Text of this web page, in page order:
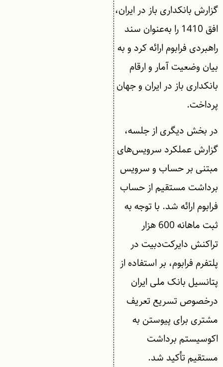
گزارش بانکداری باز در ایران،
افق 1410 را به‌عنوان سند
راهبردی فرابوم ارائه کرد و به
بیان وضعیت آمار و ارقام
بانکداری باز در ایران و جهان
پرداخت.
در بخش دیگری از جلسه،
گزارش عملکرد سرویس‌های
مبتنی بر حساب و سرویس
برداشت مستقیم از حساب
فرابوم ارائه شد. با توجه به
ثبت ماهانه 600 هزار
تراکنش دایرکت‌دبیت در
پلتفرم فرابوم، بر استفاده از
پتانسیل بانک ملی ایران
درخصوص تسریع تعریف
مشتری برای پیوستن به
اکوسیستم برداشت
مستقیم تأکید شد.